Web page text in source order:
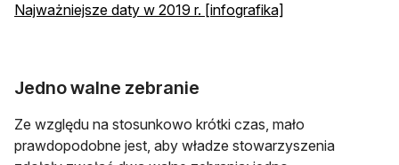
Najważniejsze daty w 2019 r. [infografika]
Jedno walne zebranie
Ze względu na stosunkowo krótki czas, mało
prawdopodobne jest, aby władze stowarzyszenia